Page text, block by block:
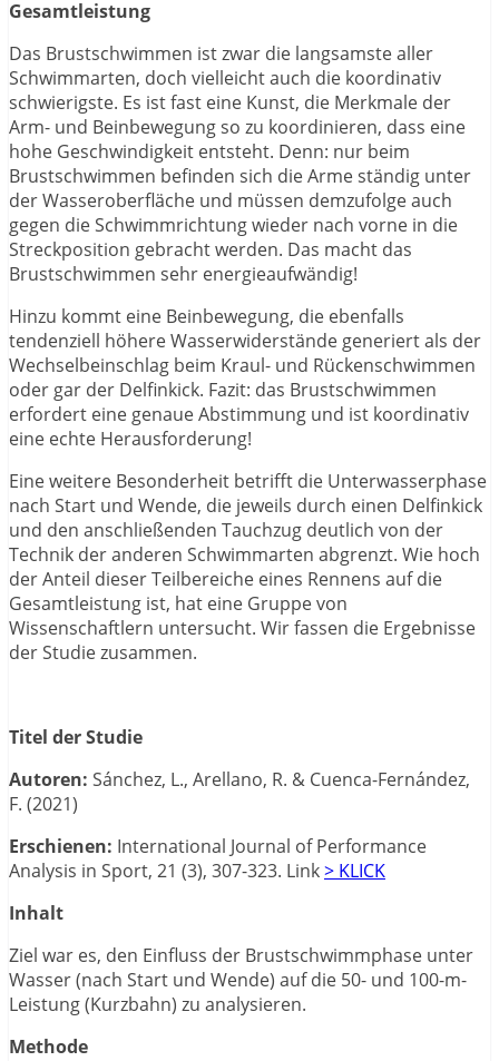
Gesamtleistung
Das Brustschwimmen ist zwar die langsamste aller
Schwimmarten, doch vielleicht auch die koordinativ
schwierigste. Es ist fast eine Kunst, die Merkmale der
Arm- und Beinbewegung so zu koordinieren, dass eine
hohe Geschwindigkeit entsteht. Denn: nur beim
Brustschwimmen befinden sich die Arme ständig unter
der Wasseroberfläche und müssen demzufolge auch
gegen die Schwimmrichtung wieder nach vorne in die
Streckposition gebracht werden. Das macht das
Brustschwimmen sehr energieaufwändig!
Hinzu kommt eine Beinbewegung, die ebenfalls
tendenziell höhere Wasserwiderstände generiert als der
Wechselbeinschlag beim Kraul- und Rückenschwimmen
oder gar der Delfinkick. Fazit: das Brustschwimmen
erfordert eine genaue Abstimmung und ist koordinativ
eine echte Herausforderung!
Eine weitere Besonderheit betrifft die Unterwasserphase
nach Start und Wende, die jeweils durch einen Delfinkick
und den anschließenden Tauchzug deutlich von der
Technik der anderen Schwimmarten abgrenzt. Wie hoch
der Anteil dieser Teilbereiche eines Rennens auf die
Gesamtleistung ist, hat eine Gruppe von
Wissenschaftlern untersucht. Wir fassen die Ergebnisse
der Studie zusammen.
Titel der Studie
Autoren: Sánchez, L., Arellano, R. & Cuenca-Fernández,
F. (2021)
Erschienen: International Journal of Performance
Analysis in Sport, 21 (3), 307-323. Link> KLICK
Inhalt
Ziel war es, den Einfluss der Brustschwimmphase unter
Wasser (nach Start und Wende) auf die 50- und 100-m-
Leistung (Kurzbahn) zu analysieren.
Methode